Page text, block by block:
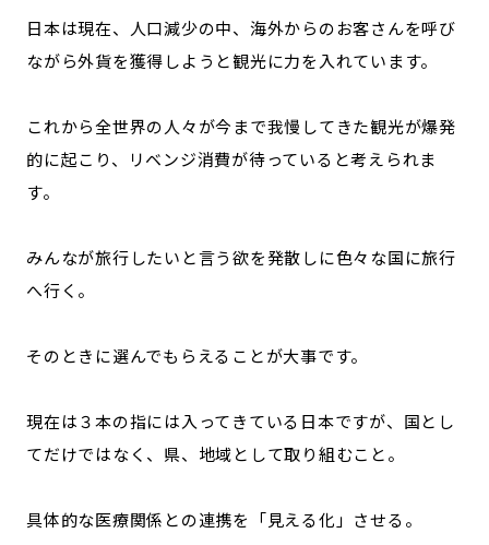
日本は現在、人口減少の中、海外からのお客さんを呼び
ながら外貨を獲得しようと観光に力を入れています。
これから全世界の人々が今まで我慢してきた観光が爆発
的に起こり、リベンジ消費が待っていると考えられま
す。
みんなが旅行したいと言う欲を発散しに色々な国に旅行
へ行く。
そのときに選んでもらえることが大事です。
現在は３本の指には入ってきている日本ですが、国とし
てだけではなく、県、地域として取り組むこと。
具体的な医療関係との連携を「見える化」させる。